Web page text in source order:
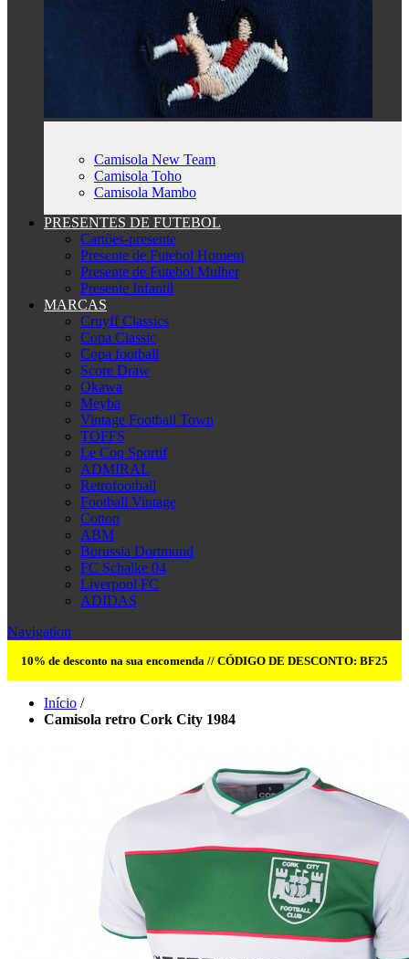
Camisola New Team
Camisola Toho
Camisola Mambo
PRESENTES DE FUTEBOL
Cartões-presente
Presente de Futebol Homem
Presente de Futebol Mulher
Presente Infantil
MARCAS
Cruyff Classics
Copa Classic
Copa football
Score Draw
Okawa
Meyba
Vintage Football Town
TOFFS
Le Coq Sportif
ADMIRAL
Retrofootball
Football Vintage
Cotton
ABM
Borussia Dortmund
FC Schalke 04
Liverpool FC
ADIDAS
Navigation
10% de desconto na sua encomenda // CÓDIGO DE DESCONTO: BF25
Início /
Camisola retro Cork City 1984